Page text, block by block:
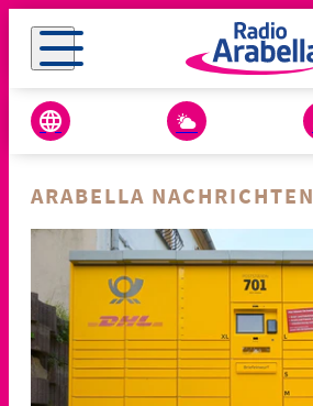
ARABELLA NACHRICHTEN